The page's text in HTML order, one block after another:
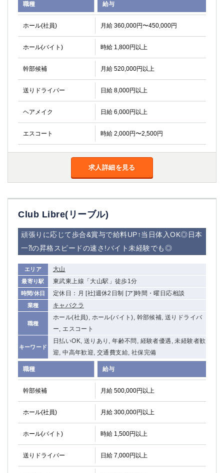
職種 給与
ホール(社員) 月給 360,000円〜450,000円
ホール(バイト) 時給 1,800円以上
幹部候補 月給 520,000円以上
送りドライバー 日給 8,000円以上
ヘアメイク 日給 6,000円以上
エスコート 時給 2,000円〜2,500円
求人詳細を見る
Club Libre(リーブル)
頑張りに応じて歩合&賞与で給料UP↑当日体入OK◎日本
一⁈の昇格スピードの速さ!バイト未経験でも◎
エリア 大山
最寄り駅 東武東上線「大山駅」徒歩1分
時間/休日 定休日：月 [社]週休2日制 [ア]時間・曜日応相談
業種 キャバクラ
職種
ホール(社員), ホール(バイト), 幹部候補, 送りドライバ
ー, エスコート
キーワード
日払いOK, 送りあり, 年齢不問, 経験者優遇, 未経験者歓
迎, 中高年歓迎, 交通費支給, 社保完備
職種 給与
幹部候補 月給 500,000円以上
ホール(社員) 月給 300,000円以上
ホール(バイト) 時給 1,500円以上
送りドライバー 日給 7,000円以上